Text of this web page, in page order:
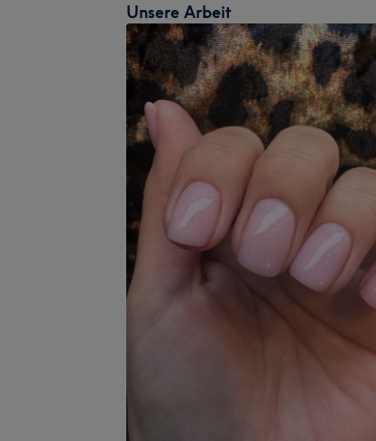
Unsere Arbeit